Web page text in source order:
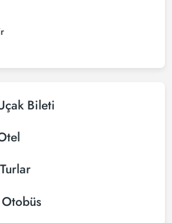
Bileti
Turlar
Otobüs